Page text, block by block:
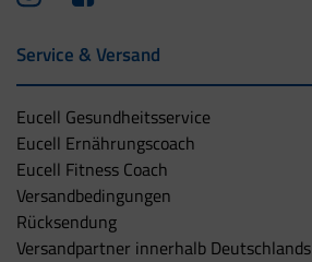
Service & Versand
Eucell Gesundheitsservice
Eucell Ernährungscoach
Eucell Fitness Coach
Versandbedingungen
Rücksendung
Versandpartner innerhalb Deutschlands